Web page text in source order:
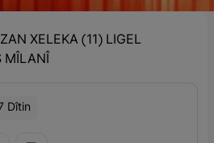
XELEKA (11) LIGEL
MÎLANÎ
Dîtin